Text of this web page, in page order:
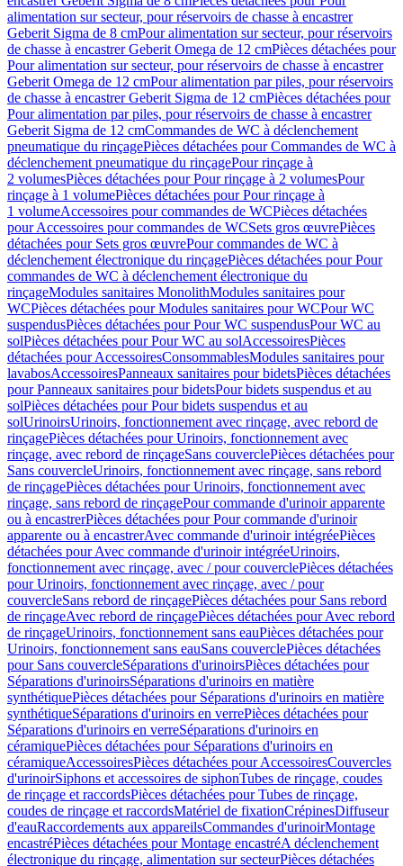
alimentation sur secteur, pour réservoirs de chasse à encastrer
Geberit Sigma de 8 cmPour alimentation sur secteur, pour réservoirs
de chasse à encastrer Geberit Omega de 12 cmPièces détachées pour
Pour alimentation sur secteur, pour réservoirs de chasse à encastrer
Geberit Omega de 12 cmPour alimentation par piles, pour réservoirs
de chasse à encastrer Geberit Sigma de 12 cmPièces détachées pour
Pour alimentation par piles, pour réservoirs de chasse à encastrer
Geberit Sigma de 12 cmCommandes de WC à déclenchement
pneumatique du rinçagePièces détachées pour Commandes de WC à
déclenchement pneumatique du rinçagePour rinçage à
2 volumesPièces détachées pour Pour rinçage à 2 volumesPour
rinçage à 1 volumePièces détachées pour Pour rinçage à
1 volumeAccessoires pour commandes de WCPièces détachées
pour Accessoires pour commandes de WCSets gros œuvrePièces
détachées pour Sets gros œuvrePour commandes de WC à
déclenchement électronique du rinçagePièces détachées pour Pour
commandes de WC à déclenchement électronique du
rinçageModules sanitaires MonolithModules sanitaires pour
WCPièces détachées pour Modules sanitaires pour WCPour WC
suspendusPièces détachées pour Pour WC suspendusPour WC au
solPièces détachées pour Pour WC au solAccessoiresPièces
détachées pour AccessoiresConsommablesModules sanitaires pour
lavabosAccessoiresPanneaux sanitaires pour bidetsPièces détachées
pour Panneaux sanitaires pour bidetsPour bidets suspendus et au
solPièces détachées pour Pour bidets suspendus et au
solUrinoirsUrinoirs, fonctionnement avec rinçage, avec rebord de
rinçagePièces détachées pour Urinoirs, fonctionnement avec
rinçage, avec rebord de rinçageSans couverclePièces détachées pour
Sans couvercleUrinoirs, fonctionnement avec rinçage, sans rebord
de rinçagePièces détachées pour Urinoirs, fonctionnement avec
rinçage, sans rebord de rinçagePour commande d'urinoir apparente
ou à encastrerPièces détachées pour Pour commande d'urinoir
apparente ou à encastrerAvec commande d'urinoir intégréePièces
détachées pour Avec commande d'urinoir intégréeUrinoirs,
fonctionnement avec rinçage, avec / pour couverclePièces détachées
pour Urinoirs, fonctionnement avec rinçage, avec / pour
couvercleSans rebord de rinçagePièces détachées pour Sans rebord
de rinçageAvec rebord de rinçagePièces détachées pour Avec rebord
de rinçageUrinoirs, fonctionnement sans eauPièces détachées pour
Urinoirs, fonctionnement sans eauSans couverclePièces détachées
pour Sans couvercleSéparations d'urinoirsPièces détachées pour
Séparations d'urinoirsSéparations d'urinoirs en matière
synthétiquePièces détachées pour Séparations d'urinoirs en matière
synthétiqueSéparations d'urinoirs en verrePièces détachées pour
Séparations d'urinoirs en verreSéparations d'urinoirs en
céramiquePièces détachées pour Séparations d'urinoirs en
céramiqueAccessoiresPièces détachées pour AccessoiresCouvercles
d'urinoirSiphons et accessoires de siphonTubes de rinçage, coudes
de rinçage et raccordsPièces détachées pour Tubes de rinçage,
coudes de rinçage et raccordsMatériel de fixationCrépinesDiffuseur
d'eauRaccordements aux appareilsCommandes d'urinoirMontage
encastréPièces détachées pour Montage encastréA déclenchement
électronique du rinçage, alimentation sur secteurPièces détachées